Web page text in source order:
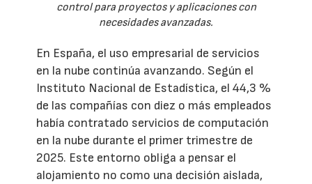
control para proyectos y aplicaciones con
necesidades avanzadas.
En España, el uso empresarial de servicios
en la nube continúa avanzando. Según el
Instituto Nacional de Estadística, el 44,3 %
de las compañías con diez o más empleados
había contratado servicios de computación
en la nube durante el primer trimestre de
2025. Este entorno obliga a pensar el
alojamiento no como una decisión aislada,